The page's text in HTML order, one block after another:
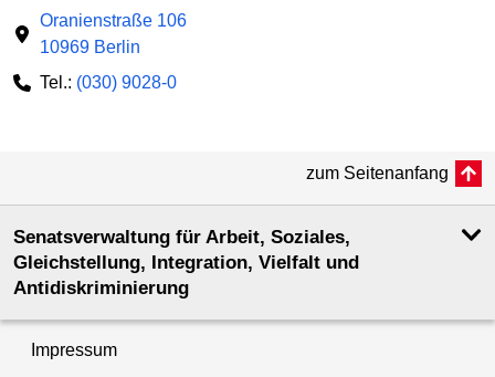
Oranienstraße 106
10969 Berlin
Tel.: (030) 9028-0
zum Seitenanfang
Senatsverwaltung für Arbeit, Soziales,
Gleichstellung, Integration, Vielfalt und
Antidiskriminierung
Impressum